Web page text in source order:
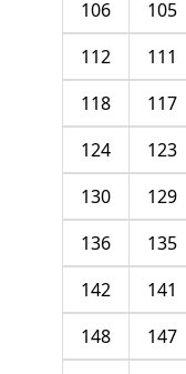
105
106
111
112
117
118
123
124
129
130
135
136
141
142
147
148